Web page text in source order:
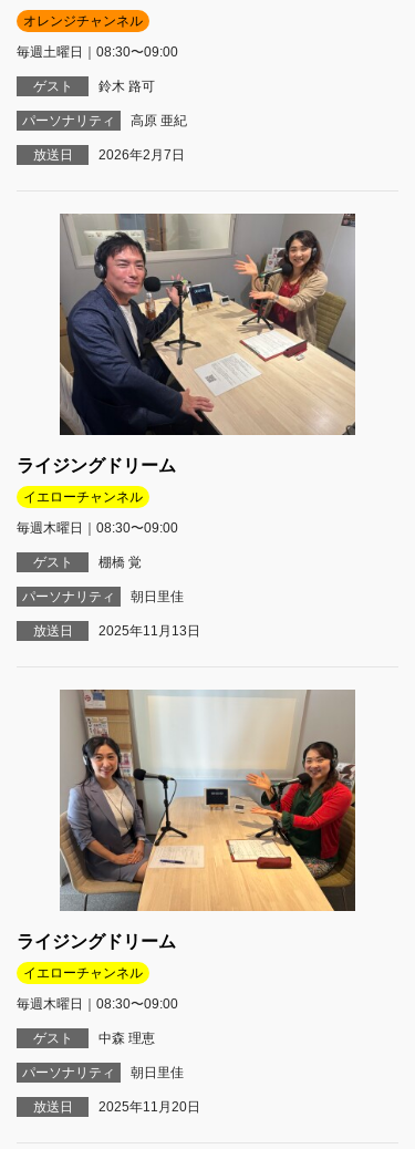
オレンジチャンネル
毎週土曜日｜08:30〜09:00
ゲスト 鈴木 路可
パーソナリティ 高原 亜紀
放送日 2026年2月7日
ライジングドリーム
イエローチャンネル
毎週木曜日｜08:30〜09:00
ゲスト 棚橋 覚
パーソナリティ 朝日里佳
放送日 2025年11月13日
ライジングドリーム
イエローチャンネル
毎週木曜日｜08:30〜09:00
ゲスト 中森 理恵
パーソナリティ 朝日里佳
放送日 2025年11月20日